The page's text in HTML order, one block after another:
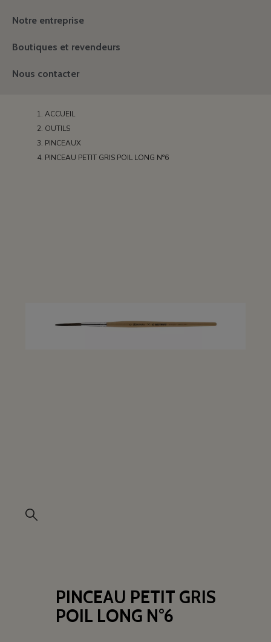
Notre entreprise
Boutiques et revendeurs
Nous contacter
ACCUEIL
OUTILS
PINCEAUX
PINCEAU PETIT GRIS POIL LONG N°6
PINCEAU PETIT GRIS
POIL LONG N°6